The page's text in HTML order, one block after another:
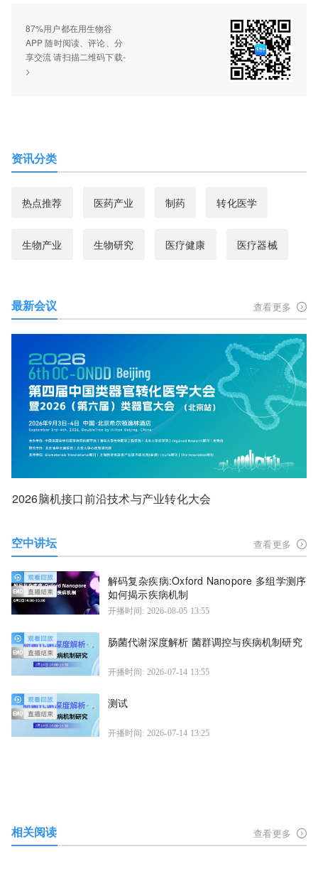
87%用户都在用生物谷
APP 随时阅读、评论、分
享交流 请扫描二维码下载-
>
资讯分类
热点推荐 医药产业 制药 转化医学
生物产业 生物研究 医疗健康 医疗器械
最新会议 查看更多
2026脑机接口前沿技术与产业转化大会
空中讲坛 查看更多
解码复杂疾病:Oxford Nanopore 多组学测序
如何揭示疾病机制
开播时间: 2026-08-05 13:55
肠菌代谢深度解析 菌群调控与疾病机制研究
开播时间: 2026-07-14 13:55
测试
开播时间: 2026-07-14 13:25
相关阅读 查看更多